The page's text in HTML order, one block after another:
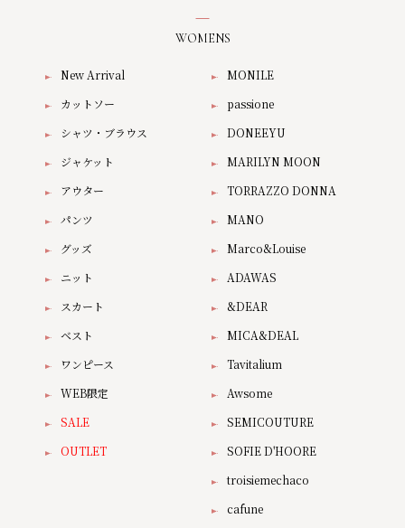
WOMENS
New Arrival
カットソー
シャツ・ブラウス
ジャケット
アウター
パンツ
グッズ
ニット
スカート
ベスト
ワンピース
WEB限定
SALE
OUTLET
MONILE
passione
DONEEYU
MARILYN MOON
TORRAZZO DONNA
MANO
Marco&Louise
ADAWAS
&DEAR
MICA&DEAL
Tavitalium
Awsome
SEMICOUTURE
SOFIE D'HOORE
troisiemechaco
cafune